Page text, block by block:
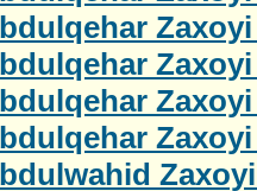
Zaxoyi